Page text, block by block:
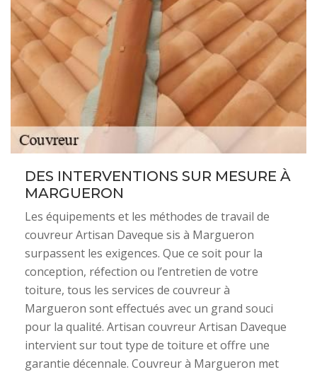
DES INTERVENTIONS SUR MESURE À
MARGUERON
Les équipements et les méthodes de travail de
couvreur Artisan Daveque sis à Margueron
surpassent les exigences. Que ce soit pour la
conception, réfection ou l’entretien de votre
toiture, tous les services de couvreur à
Margueron sont effectués avec un grand souci
pour la qualité. Artisan couvreur Artisan Daveque
intervient sur tout type de toiture et offre une
garantie décennale. Couvreur à Margueron met